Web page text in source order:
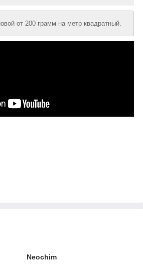
от 200 грамм на метр квадратный.
Neochim